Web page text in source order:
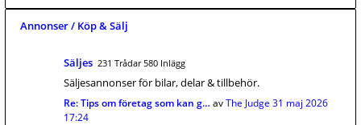
Annonser / Köp & Sälj
Säljes 231 Trådar 580 Inlägg
Säljesannonser för bilar, delar & tillbehör.
Re: Tips om företag som kan g… avThe Judge 31 maj 2026
17:24